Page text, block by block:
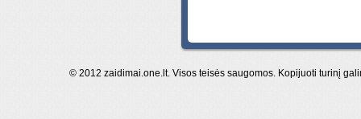
© 2012 zaidimai.one.lt. Visos teisės saugomos. Kopijuoti turinį